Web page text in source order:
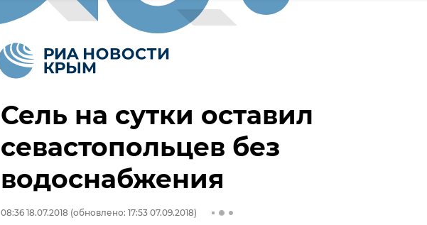
Сель на сутки оставил
севастопольцев без
водоснабжения
08:36 18.07.2018 (обновлено: 17:53 07.09.2018)